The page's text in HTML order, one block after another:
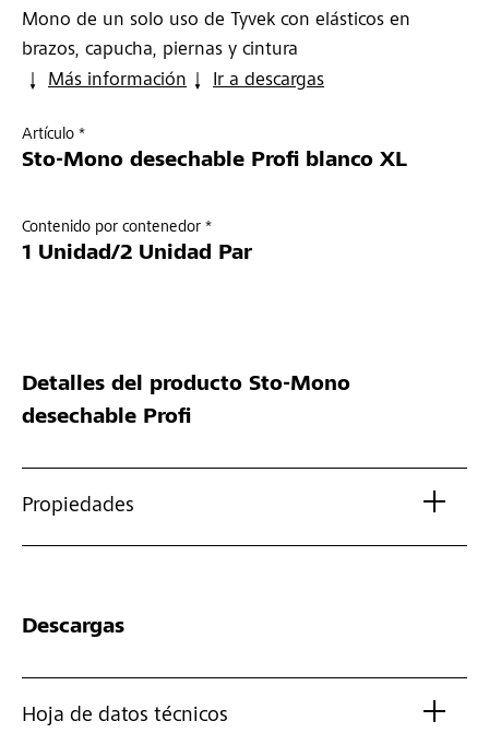
Mono de un solo uso de Tyvek con elásticos en
brazos, capucha, piernas y cintura
Más información
Ir a descargas
Artículo *
Sto-Mono desechable Profi blanco XL
Contenido por contenedor *
1 Unidad/2 Unidad Par
Detalles del producto Sto-Mono
desechable Profi
Propiedades
Descargas
Hoja de datos técnicos